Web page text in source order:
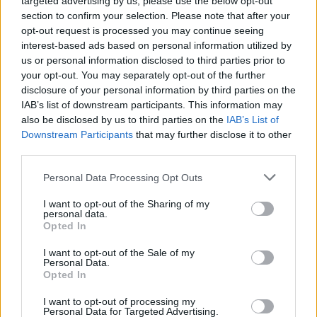
section to confirm your selection. Please note that after your
opt-out request is processed you may continue seeing
interest-based ads based on personal information utilized by
us or personal information disclosed to third parties prior to
your opt-out. You may separately opt-out of the further
disclosure of your personal information by third parties on the
IAB’s list of downstream participants. This information may
also be disclosed by us to third parties on the IAB’s List of
Downstream Participants that may further disclose it to other
Personal Data Processing Opt Outs
I want to opt-out of the Sharing of my
personal data.
Opted In
I want to opt-out of the Sale of my
Personal Data.
Opted In
I want to opt-out of processing my
Personal Data for Targeted Advertising.
Το περιστατικό με αναφορές για νεκρούς και
τραυματίες έγινε στο διεθνές αεροδρόμιοLa
GuardiaτηςΝέας Υόρκηςμετά την προσγείωση
επιβατικού αεροσκάφους τύπουCRJ-900
(Bombardier)τηςAir Canada Express.
🇺🇸 BREAKING: Mass casualty incident declared at
Air Canada Express CRJ-900, approximately 100
passengers, collided with a fire truck on the runway.
5 first responders were in the truck. 5 in critical
condition. Fatalities unconfirmed.
pic.twitter.com/oz7IpIwl2T